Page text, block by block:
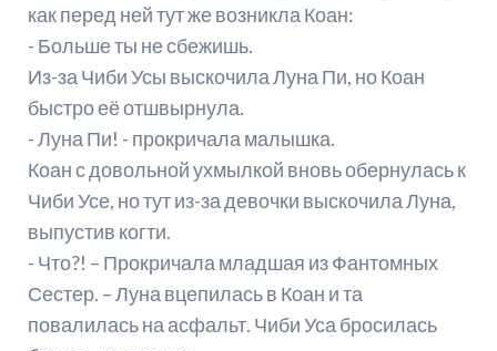
как перед ней тут же возникла Коан:
- Больше ты не сбежишь.
Из-за Чиби Усы выскочила Луна Пи, но Коан
быстро её отшвырнула.
- Луна Пи! - прокричала малышка.
Коан с довольной ухмылкой вновь обернулась к
Чиби Усе, но тут из-за девочки выскочила Луна,
выпустив когти.
- Что?! – Прокричала младшая из Фантомных
Сестер. – Луна вцепилась в Коан и та
повалилась на асфальт. Чиби Уса бросилась